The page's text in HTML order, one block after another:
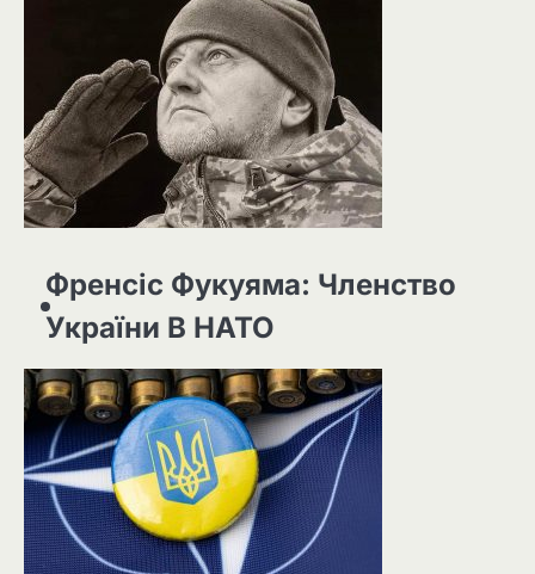
Френсіс Фукуяма: Членство
України В НАТО